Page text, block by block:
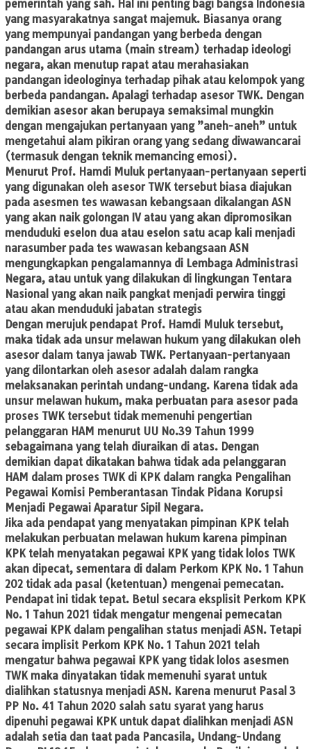
pemerintah yang sah. Hal ini penting bagi bangsa Indonesia
yang masyarakatnya sangat majemuk. Biasanya orang
yang mempunyai pandangan yang berbeda dengan
pandangan arus utama (main stream) terhadap ideologi
negara, akan menutup rapat atau merahasiakan
pandangan ideologinya terhadap pihak atau kelompok yang
berbeda pandangan. Apalagi terhadap asesor TWK. Dengan
demikian asesor akan berupaya semaksimal mungkin
dengan mengajukan pertanyaan yang ”aneh-aneh” untuk
mengetahui alam pikiran orang yang sedang diwawancarai
(termasuk dengan teknik memancing emosi).
Menurut Prof. Hamdi Muluk pertanyaan-pertanyaan seperti
yang digunakan oleh asesor TWK tersebut biasa diajukan
pada asesmen tes wawasan kebangsaan dikalangan ASN
yang akan naik golongan IV atau yang akan dipromosikan
menduduki eselon dua atau eselon satu acap kali menjadi
narasumber pada tes wawasan kebangsaan ASN
mengungkapkan pengalamannya di Lembaga Administrasi
Negara, atau untuk yang dilakukan di lingkungan Tentara
Nasional yang akan naik pangkat menjadi perwira tinggi
atau akan menduduki jabatan strategis
Dengan merujuk pendapat Prof. Hamdi Muluk tersebut,
maka tidak ada unsur melawan hukum yang dilakukan oleh
asesor dalam tanya jawab TWK. Pertanyaan-pertanyaan
yang dilontarkan oleh asesor adalah dalam rangka
melaksanakan perintah undang-undang. Karena tidak ada
unsur melawan hukum, maka perbuatan para asesor pada
proses TWK tersebut tidak memenuhi pengertian
pelanggaran HAM menurut UU No.39 Tahun 1999
sebagaimana yang telah diuraikan di atas. Dengan
demikian dapat dikatakan bahwa tidak ada pelanggaran
HAM dalam proses TWK di KPK dalam rangka Pengalihan
Pegawai Komisi Pemberantasan Tindak Pidana Korupsi
Menjadi Pegawai Aparatur Sipil Negara.
Jika ada pendapat yang menyatakan pimpinan KPK telah
melakukan perbuatan melawan hukum karena pimpinan
KPK telah menyatakan pegawai KPK yang tidak lolos TWK
akan dipecat, sementara di dalam Perkom KPK No. 1 Tahun
202 tidak ada pasal (ketentuan) mengenai pemecatan.
Pendapat ini tidak tepat. Betul secara eksplisit Perkom KPK
No. 1 Tahun 2021 tidak mengatur mengenai pemecatan
pegawai KPK dalam pengalihan status menjadi ASN. Tetapi
secara implisit Perkom KPK No. 1 Tahun 2021 telah
mengatur bahwa pegawai KPK yang tidak lolos asesmen
TWK maka dinyatakan tidak memenuhi syarat untuk
dialihkan statusnya menjadi ASN. Karena menurut Pasal 3
PP No. 41 Tahun 2020 salah satu syarat yang harus
dipenuhi pegawai KPK untuk dapat dialihkan menjadi ASN
adalah setia dan taat pada Pancasila, Undang-Undang